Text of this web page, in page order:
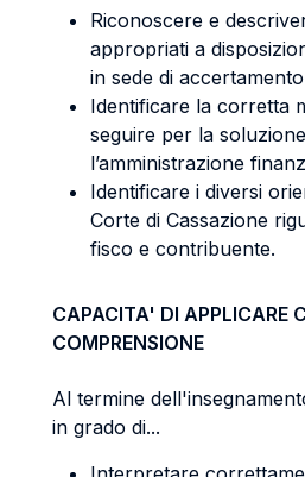
Riconoscere e
appropriati a
in sede di
Identificare la corretta
seguire per la
l’amministrazione
Identificare i diversi
Corte di Cassazione
fisco e contribuente.
CAPACITA' DI APPLICARE
COMPRENSIONE
Al termine
in grado di...